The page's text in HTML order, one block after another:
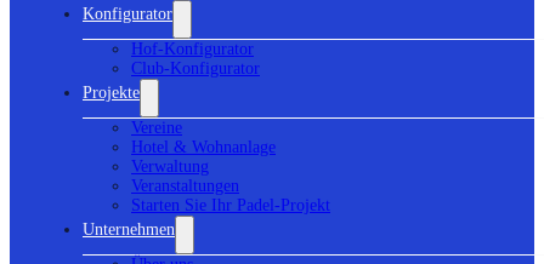
Konfigurator
Hof-Konfigurator
Club-Konfigurator
Projekte
Vereine
Hotel & Wohnanlage
Verwaltung
Veranstaltungen
Starten Sie Ihr Padel-Projekt
Unternehmen